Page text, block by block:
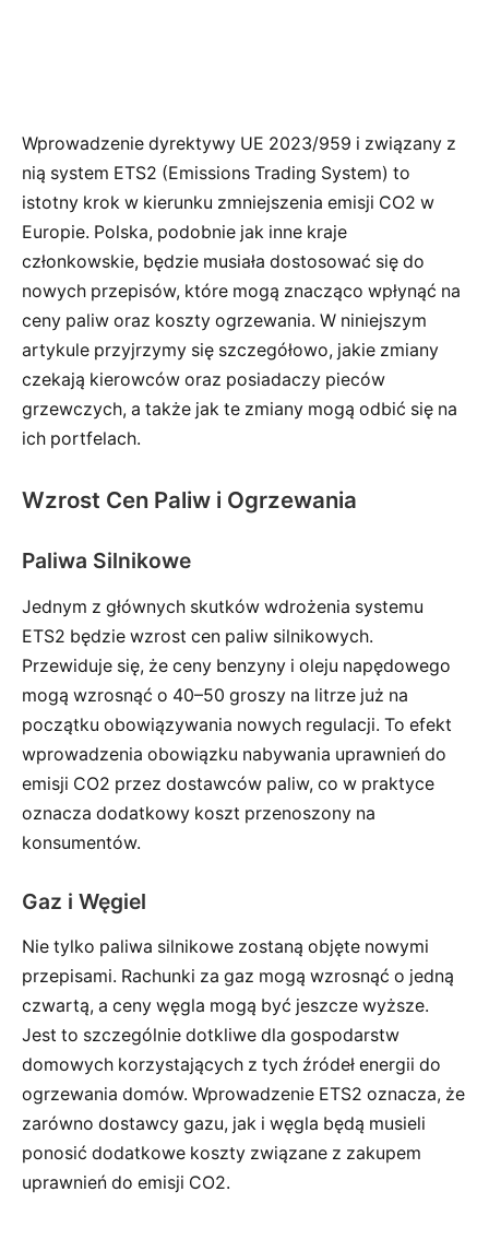
Wprowadzenie dyrektywy UE 2023/959 i związany z
nią system ETS2 (Emissions Trading System) to
istotny krok w kierunku zmniejszenia emisji CO2 w
Europie. Polska, podobnie jak inne kraje
członkowskie, będzie musiała dostosować się do
nowych przepisów, które mogą znacząco wpłynąć na
ceny paliw oraz koszty ogrzewania. W niniejszym
artykule przyjrzymy się szczegółowo, jakie zmiany
czekają kierowców oraz posiadaczy pieców
grzewczych, a także jak te zmiany mogą odbić się na
ich portfelach.
Wzrost Cen Paliw i Ogrzewania
Paliwa Silnikowe
Jednym z głównych skutków wdrożenia systemu
ETS2 będzie wzrost cen paliw silnikowych.
Przewiduje się, że ceny benzyny i oleju napędowego
mogą wzrosnąć o 40–50 groszy na litrze już na
początku obowiązywania nowych regulacji. To efekt
wprowadzenia obowiązku nabywania uprawnień do
emisji CO2 przez dostawców paliw, co w praktyce
oznacza dodatkowy koszt przenoszony na
konsumentów.
Gaz i Węgiel
Nie tylko paliwa silnikowe zostaną objęte nowymi
przepisami. Rachunki za gaz mogą wzrosnąć o jedną
czwartą, a ceny węgla mogą być jeszcze wyższe.
Jest to szczególnie dotkliwe dla gospodarstw
domowych korzystających z tych źródeł energii do
ogrzewania domów. Wprowadzenie ETS2 oznacza, że
zarówno dostawcy gazu, jak i węgla będą musieli
ponosić dodatkowe koszty związane z zakupem
uprawnień do emisji CO2.